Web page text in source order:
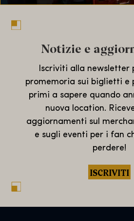
Notizie e
Iscriviti alla newsletter
promemoria sui biglietti e
primi a sapere quando
nuova location.
aggiornamenti sul
e sugli eventi per i fan
perdere!
ISCRIVITI